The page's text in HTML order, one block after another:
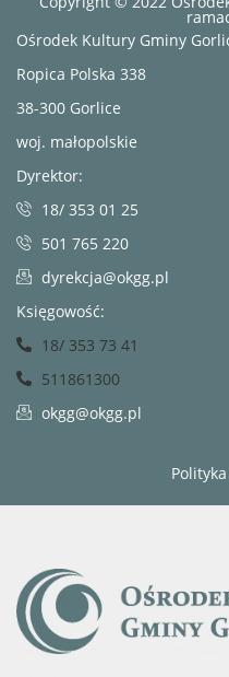
Ośrodek Kultury Gminy
Ropica Polska 338
38-300 Gorlice
woj. małopolskie
Dyrektor:
18/ 353 01 25
501 765 220
dyrekcja@okgg.pl
Księgowość:
18/ 353 73 41
511861300
okgg@okgg.pl